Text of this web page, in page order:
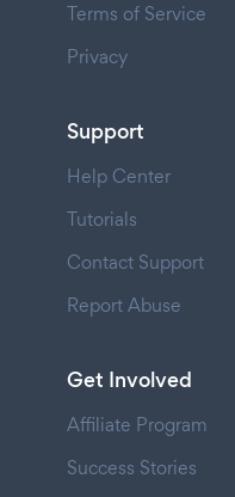
Terms of Service
Privacy
Support
Help Center
Tutorials
Contact Support
Report Abuse
Get Involved
Affiliate Program
Success Stories